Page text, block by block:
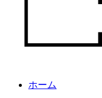
ホーム